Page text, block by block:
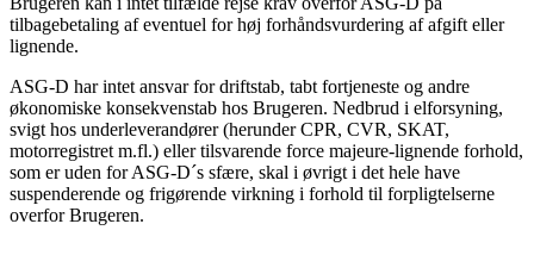
tilbagebetaling af eventuel for høj forhåndsvurdering af afgift eller
lignende.
ASG-D har intet ansvar for driftstab, tabt fortjeneste og andre
økonomiske konsekvenstab hos Brugeren. Nedbrud i elforsyning,
svigt hos underleverandører (herunder CPR, CVR, SKAT,
motorregistret m.fl.) eller tilsvarende force majeure-lignende forhold,
som er uden for ASG-D´s sfære, skal i øvrigt i det hele have
suspenderende og frigørende virkning i forhold til forpligtelserne
overfor Brugeren.